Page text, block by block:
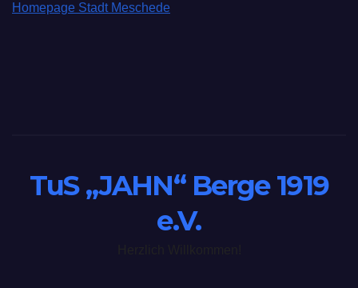
Homepage Stadt Meschede
TuS „JAHN“ Berge 1919
e.V.